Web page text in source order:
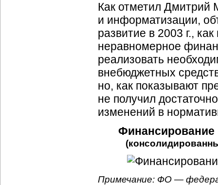
Как отметил Дмитрий
и информатизации,
развитие в 2003 г.,
неравномерное
реализовать
внебюджетных
но, как показывают
не получил
изменений в
Примечание: ФО —